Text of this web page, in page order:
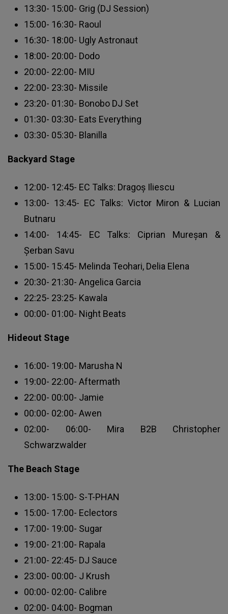
13:30- 15:00- Grig (DJ Session)
15:00- 16:30- Raoul
16:30- 18:00- Ugly Astronaut
18:00- 20:00- Dodo
20:00- 22:00- MIU
22:00- 23:30- Missile
23:20- 01:30- Bonobo DJ Set
01:30- 03:30- Eats Everything
03:30- 05:30- Blanilla
Backyard Stage
12:00- 12:45- EC Talks: Dragoș Iliescu
13:00- 13:45- EC Talks: Victor Miron & Lucian
Butnaru
14:00- 14:45- EC Talks: Ciprian Mureșan &
Șerban Savu
15:00- 15:45- Melinda Teohari, Delia Elena
20:30- 21:30- Angelica Garcia
22:25- 23:25- Kawala
00:00- 01:00- Night Beats
Hideout Stage
16:00- 19:00- Marusha N
19:00- 22:00- Aftermath
22:00- 00:00- Jamie
00:00- 02:00- Awen
02:00- 06:00- Mira B2B Christopher
Schwarzwalder
The Beach Stage
13:00- 15:00- S-T-PHAN
15:00- 17:00- Eclectors
17:00- 19:00- Sugar
19:00- 21:00- Rapala
21:00- 22:45- DJ Sauce
23:00- 00:00- J Krush
00:00- 02:00- Calibre
02:00- 04:00- Bogman